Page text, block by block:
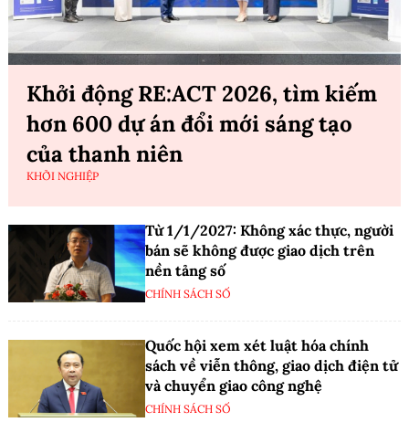
Khởi động RE:ACT 2026, tìm kiếm
hơn 600 dự án đổi mới sáng tạo
của thanh niên
KHỞI NGHIỆP
Từ 1/1/2027: Không xác thực, người
bán sẽ không được giao dịch trên
nền tảng số
CHÍNH SÁCH SỐ
Quốc hội xem xét luật hóa chính
sách về viễn thông, giao dịch điện tử
và chuyển giao công nghệ
CHÍNH SÁCH SỐ